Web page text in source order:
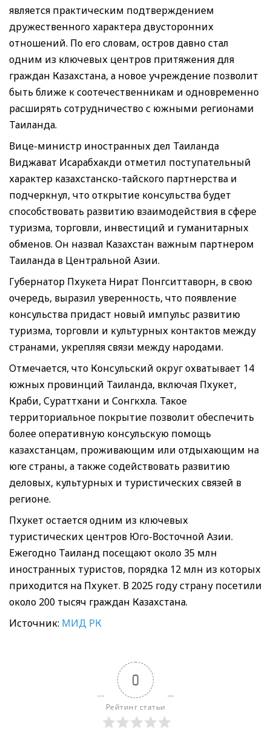
является практическим подтверждением
дружественного характера двусторонних
отношений. По его словам, остров давно стал
одним из ключевых центров притяжения для
граждан Казахстана, а новое учреждение позволит
быть ближе к соотечественникам и одновременно
расширять сотрудничество с южными регионами
Таиланда.
Вице-министр иностранных дел Таиланда
Виджават Исарабхакди отметил поступательный
характер казахстанско-тайского партнерства и
подчеркнул, что открытие консульства будет
способствовать развитию взаимодействия в сфере
туризма, торговли, инвестиций и гуманитарных
обменов. Он назвал Казахстан важным партнером
Таиланда в Центральной Азии.
Губернатор Пхукета Нират Понгситтаворн, в свою
очередь, выразил уверенность, что появление
консульства придаст новый импульс развитию
туризма, торговли и культурных контактов между
странами, укрепляя связи между народами.
Отмечается, что Консульский округ охватывает 14
южных провинций Таиланда, включая Пхукет,
Краби, Сураттхани и Сонгкхла. Такое
территориальное покрытие позволит обеспечить
более оперативную консульскую помощь
казахстанцам, проживающим или отдыхающим на
юге страны, а также содействовать развитию
деловых, культурных и туристических связей в
регионе.
Пхукет остается одним из ключевых
туристических центров Юго-Восточной Азии.
Ежегодно Таиланд посещают около 35 млн
иностранных туристов, порядка 12 млн из которых
приходится на Пхукет. В 2025 году страну посетили
около 200 тысяч граждан Казахстана.
Источник: МИД РК
0
Рейтинг статьи